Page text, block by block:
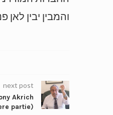
והמבין יבין לאן
next post
Akrich
partie)